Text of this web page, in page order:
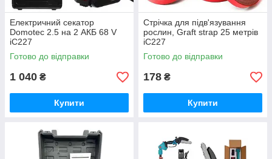
Електричний секатор
Domotec 2.5 на 2 АКБ 68 V
iC227
Готово до відправки
1 040 ₴
Купити
Стрічка для підв'язування
рослин, Graft strap 25 метрів
iC227
Готово до відправки
178 ₴
Купити